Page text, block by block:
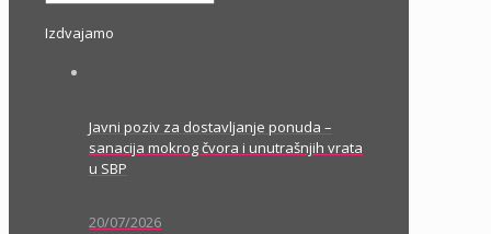
Izdvajamo
Javni poziv za dostavljanje ponuda –
sanacija mokrog čvora i unutrašnjih vrata
u SBP
20/07/2026